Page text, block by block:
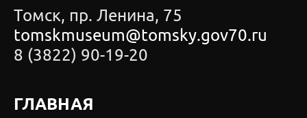
Томск, пр. Ленина, 75
tomskmuseum@tomsky.gov70.ru
8 (3822) 90-19-20
ГЛАВНАЯ